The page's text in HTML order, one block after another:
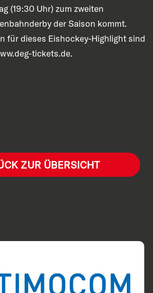
(19:30 Uhr) zum zweiten
der Saison kommt.
für dieses Eishockey-Highlight sind
tickets.de.
ZUR ÜBERSICHT